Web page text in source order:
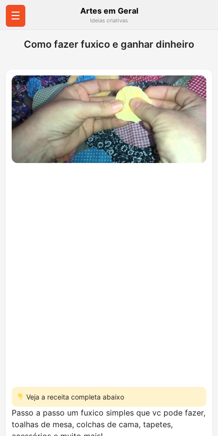
☰ Artes em Geral
Ideias criativas
Como fazer fuxico e ganhar dinheiro
Veja a receita completa abaixo
Passo a passo um fuxico simples que vc pode fazer,
toalhas de mesa, colchas de cama, tapetes,